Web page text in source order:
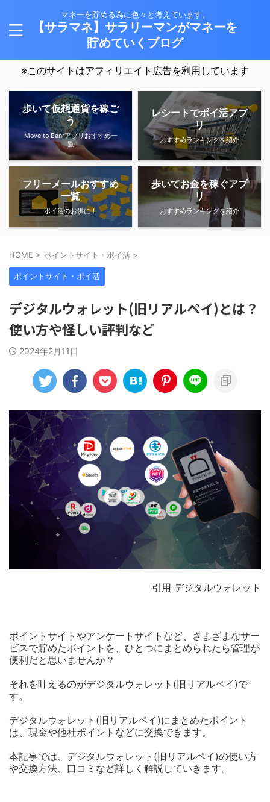
マネーを貯める為に色々と考えています。
【サラマネ】サラリーマンがマネーを
貯めていくブログ
※このサイトはアフィリエイト広告を利用しています
歩いて仮想通貨を稼ご
う
Move to Eanrアプリおすすめ一
覧
レシートでポイ活アプ
リ
おすすめランキングを紹介
フリーメールおすすめ
一覧
ポイ活のお供に！
歩いてお金を稼ぐアプ
リ
おすすめランキングを紹介
HOME > ポイントサイト・ポイ活 >
ポイントサイト・ポイ活
デジタルウォレット(旧リアルペイ)とは？
使い方や怪しい評判など
2024年2月11日
引用 デジタルウォレット
ポイントサイトやアンケートサイトなど、さまざまなサー
ビスで貯めたポイントを、ひとつにまとめられたら管理が
便利だと思いませんか？
それを叶えるのがデジタルウォレット(旧リアルペイ)で
す。
デジタルウォレット(旧リアルペイ)にまとめたポイント
は、現金や他社ポイントなどに交換できます。
本記事では、デジタルウォレット(旧リアルペイ)の使い方
や交換方法、口コミなど詳しく解説していきます。